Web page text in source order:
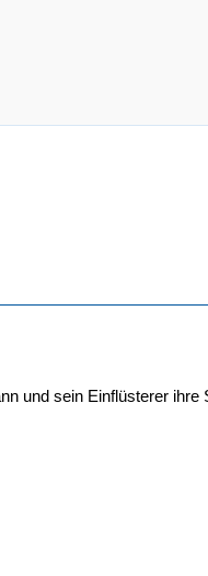
und sein Einflüsterer